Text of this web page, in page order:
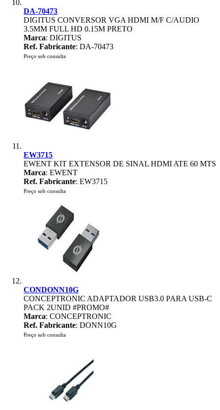
DA-70473
DIGITUS CONVERSOR VGA HDMI M/F C/AUDIO
3.5MM FULL HD 0.15M PRETO
Marca: DIGITUS
Ref. Fabricante: DA-70473
Preço sob consulta
EW3715
EWENT KIT EXTENSOR DE SINAL HDMI ATE 60 MTS
Marca: EWENT
Ref. Fabricante: EW3715
Preço sob consulta
CONDONN10G
CONCEPTRONIC ADAPTADOR USB3.0 PARA USB-C
PACK 2UNID #PROMO#
Marca: CONCEPTRONIC
Ref. Fabricante: DONN10G
Preço sob consulta